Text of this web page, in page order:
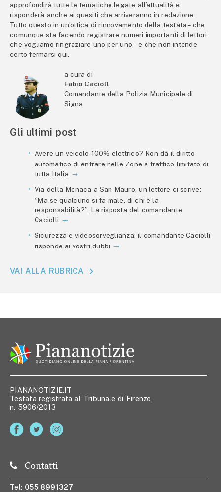
approfondirà tutte le tematiche legate all’attualità e
risponderà anche ai quesiti che arriveranno in redazione.
Tutto questo in un’ottica di rinnovamento della testata – che
comunque sta facendo registrare numeri importanti di lettori
che vogliamo ringraziare uno per uno – e che non intende
certo fermarsi qui.
a cura di
Fabio Caciolli
Comandante della Polizia Municipale di
Signa
Gli ultimi post
Avere un veicolo 100% elettrico? Non dà il diritto
automatico di entrare nelle Zone a traffico limitato di
tutta Italia
Via della Monaca a San Mauro, un lettore ci scrive:
“Ma se qualcuno si fa male, di chi è la
responsabilità?”. La risposta del comandante
Caciolli
Sicurezza e videosorveglianza: il comandante Caciolli
risponde ai vostri dubbi
VAI ALLA RUBRICA
PIANANOTIZIE.IT
Testata registrata al Tribunale di Firenze,
n. 5906/2013
Contatti
Tel: 055 8991327